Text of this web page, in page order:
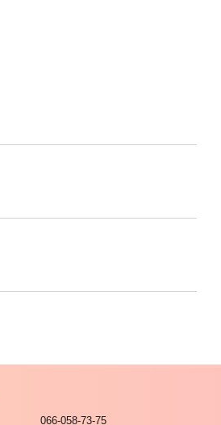
066-058-73-75